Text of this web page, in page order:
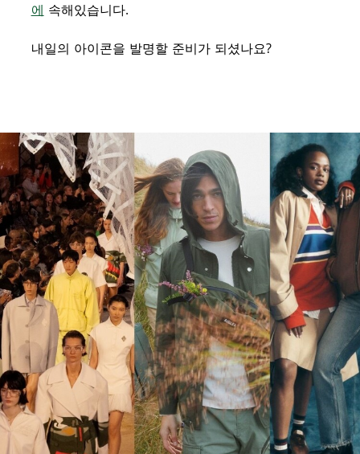
에 속해있습니다.
내일의 아이콘을 발명할 준비가 되셨나요?